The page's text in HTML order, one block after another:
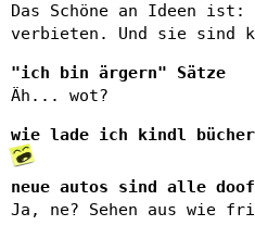
Das Schöne an Ideen ist:
verbieten. Und sie sind
"ich bin ärgern" Sätze
Äh... wot?
wie lade ich kindl
neue autos sind alle doof
Ja, ne? Sehen aus wie